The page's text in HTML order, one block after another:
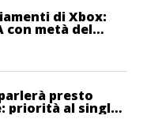
di Xbox:
con metà del
presto
priorità al single-